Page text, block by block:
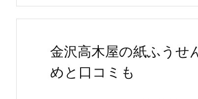
金沢高木屋の紙ふうせ
めと口コミも